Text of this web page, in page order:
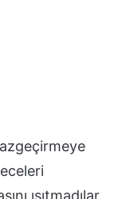
ısıtmadılar